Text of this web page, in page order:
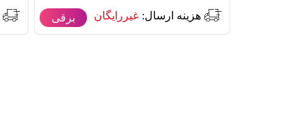
هزینه ارسال: غیررایگان برقی